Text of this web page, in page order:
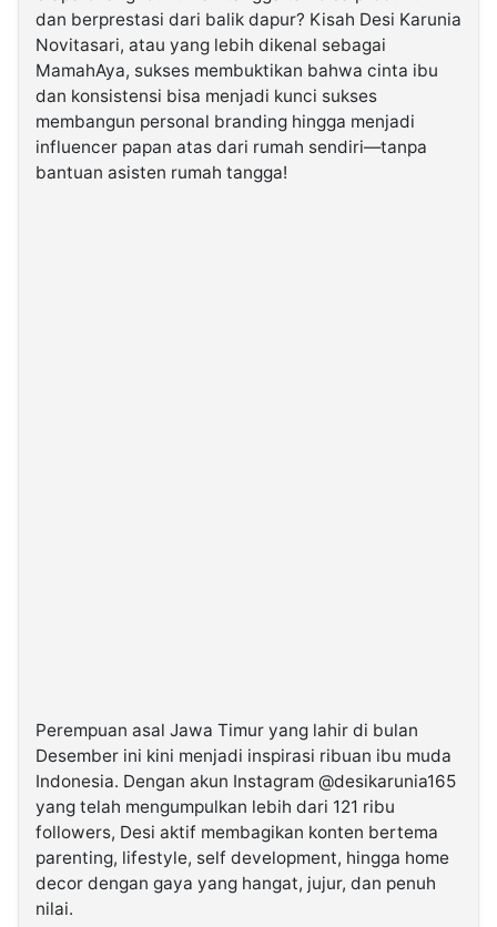
Kabarbaru.co
2026
Kabarbaru
dan berprestasi dari balik dapur? Kisah Desi Karunia
Novitasari, atau yang lebih dikenal sebagai
MamahAya, sukses membuktikan bahwa cinta ibu
dan konsistensi bisa menjadi kunci sukses
membangun personal branding hingga menjadi
influencer papan atas dari rumah sendiri—tanpa
bantuan asisten rumah tangga!
Perempuan asal Jawa Timur yang lahir di bulan
Desember ini kini menjadi inspirasi ribuan ibu muda
Indonesia. Dengan akun Instagram @desikarunia165
yang telah mengumpulkan lebih dari 121 ribu
followers, Desi aktif membagikan konten bertema
parenting, lifestyle, self development, hingga home
decor dengan gaya yang hangat, jujur, dan penuh
nilai.